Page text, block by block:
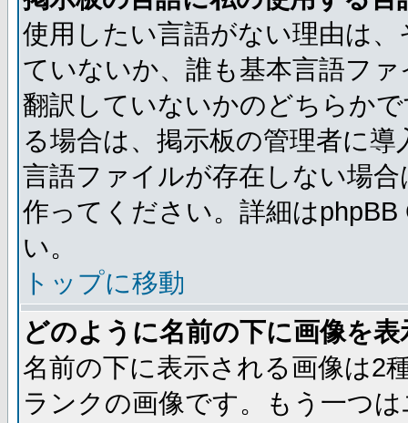
使用したい言語がない理由は
ていないか、誰も基本言語フ
翻訳していないかのどちらか
る場合は、掲示板の管理者に
言語ファイルが存在しない場
作ってください。詳細は
い。
トップに移動
どのように名前の下に画像を
名前の下に表示される画像は2
ランクの画像です。もう一つ